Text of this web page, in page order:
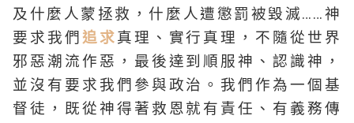
及什麼人蒙拯救，什麼人遭懲罰被毀滅……神
要求我們 追求真理、實行真理，不隨從世界
邪惡潮流作惡，最後達到順服神、認識神，
並沒有要求我們參與政治。我們作為一個基
督徒，既從神得著救恩就有責任、有義務傳